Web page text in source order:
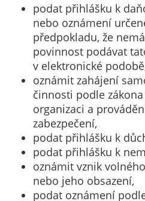
podat přihlášku k
nebo oznámení
předpokladu, že
povinnost podávat
v elektronické
oznámit zahájení
činnosti podle
organizaci a
zabezpečení,
podat přihlášku k
podat přihlášku k
oznámit vznik
nebo jeho obsazení,
podat oznámení